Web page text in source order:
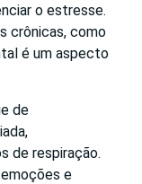
o estresse.
crônicas, como
é um aspecto
de
de respiração.
e